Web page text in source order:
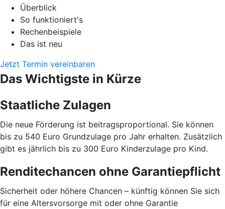
Überblick
So funktioniert's
Rechenbeispiele
Das ist neu
Jetzt Termin vereinbaren
Das Wichtigste in Kürze
Staatliche Zulagen
Die neue Förderung ist beitragsproportional. Sie können
bis zu 540 Euro Grundzulage pro Jahr erhalten. Zusätzlich
gibt es jährlich bis zu 300 Euro Kinderzulage pro Kind.
Renditechancen ohne Garantiepflicht
Sicherheit oder höhere Chancen – künftig können Sie sich
für eine Altersvorsorge mit oder ohne Garantie